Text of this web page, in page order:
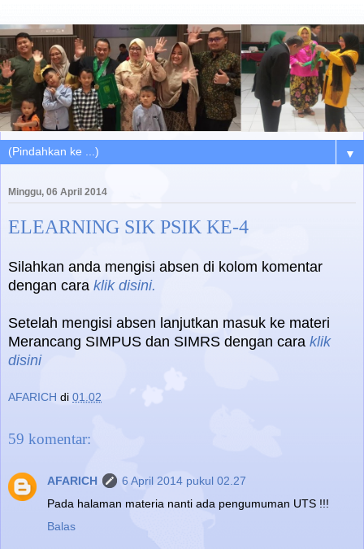
▼
Minggu, 06 April 2014
ELEARNING SIK PSIK KE-4
Silahkan anda mengisi absen di kolom komentar
dengan cara klik disini.
Setelah mengisi absen lanjutkan masuk ke materi
Merancang SIMPUS dan SIMRS dengan cara klik
disini
AFARICH di 01.02
59 komentar:
AFARICH
6 April 2014 pukul 02.27
Pada halaman materia nanti ada pengumuman UTS !!!
Balas